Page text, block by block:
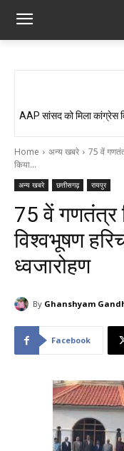
AAP सांसद को मिला कांग्रेस
Home अन्य खबरे
75 वें
किया...
अन्य खबरे छत्तीसगढ़ रायपुर
75 वें गणतंत्र
विश्वभूषण
ध्वजारोहण
By Ghanshyam
Facebook